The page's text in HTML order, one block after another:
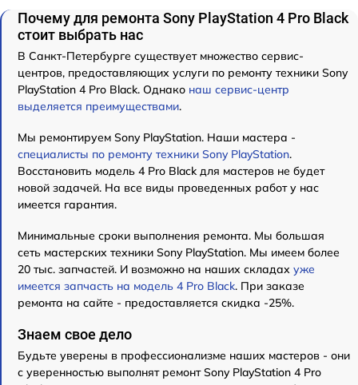
Почему для ремонта Sony PlayStation 4 Pro Black
стоит выбрать нас
В Санкт-Петербурге существует множество сервис-
центров, предоставляющих услуги по ремонту техники Sony
PlayStation 4 Pro Black. Однако наш сервис-центр
выделяется преимуществами.
Мы ремонтируем Sony PlayStation. Наши мастера -
специалисты по ремонту техники Sony PlayStation.
Восстановить модель 4 Pro Black для мастеров не будет
новой задачей. На все виды проведенных работ у нас
имеется гарантия.
Минимальные сроки выполнения ремонта. Мы большая
сеть мастерских техники Sony PlayStation. Мы имеем более
20 тыс. запчастей. И возможно на наших складах уже
имеется запчасть на модель 4 Pro Black. При заказе
ремонта на сайте - предоставляется скидка -25%.
Знаем свое дело
Будьте уверены в профессионализме наших мастеров - они
с уверенностью выполнят ремонт Sony PlayStation 4 Pro